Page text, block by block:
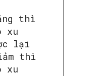
thì
xu
lại
thì
xu